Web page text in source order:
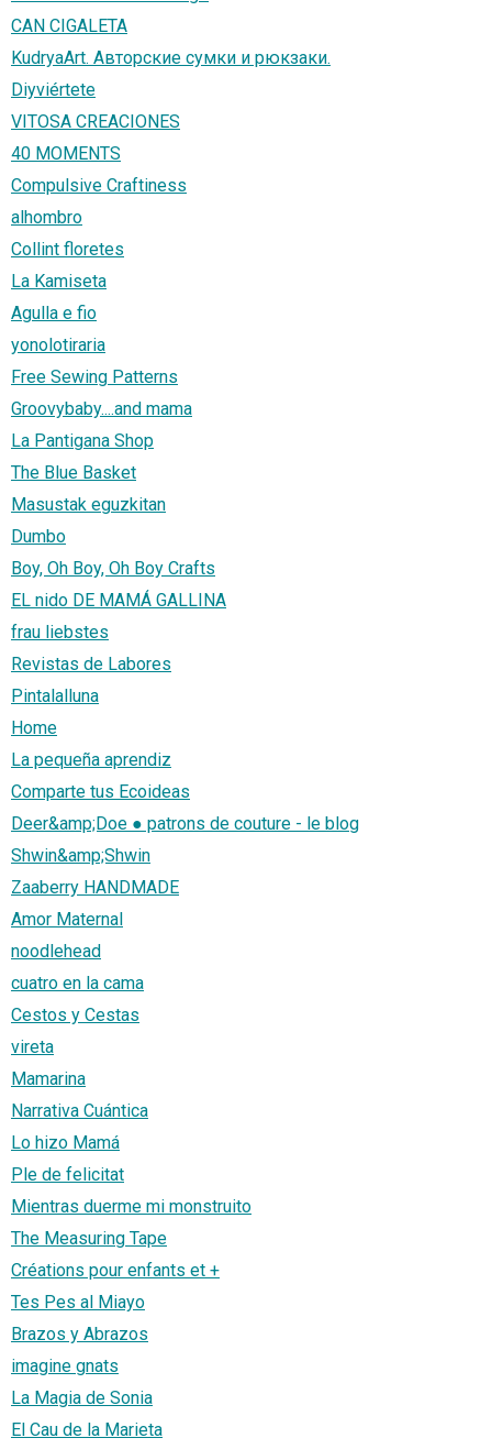
CAN CIGALETA
KudryaArt. Авторские сумки и рюкзаки.
Diyviértete
VITOSA CREACIONES
40 MOMENTS
Compulsive Craftiness
alhombro
Collint floretes
La Kamiseta
Agulla e fio
yonolotiraria
Free Sewing Patterns
Groovybaby....and mama
La Pantigana Shop
The Blue Basket
Masustak eguzkitan
Dumbo
Boy, Oh Boy, Oh Boy Crafts
EL nido DE MAMÁ GALLINA
frau liebstes
Revistas de Labores
Pintalalluna
Home
La pequeña aprendiz
Comparte tus Ecoideas
Deer&amp;Doe ● patrons de couture - le blog
Shwin&amp;Shwin
Zaaberry HANDMADE
Amor Maternal
noodlehead
cuatro en la cama
Cestos y Cestas
vireta
Mamarina
Narrativa Cuántica
Lo hizo Mamá
Ple de felicitat
Mientras duerme mi monstruito
The Measuring Tape
Créations pour enfants et +
Tes Pes al Miayo
Brazos y Abrazos
imagine gnats
La Magia de Sonia
El Cau de la Marieta